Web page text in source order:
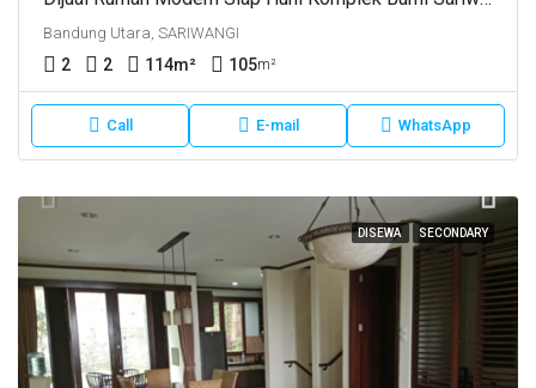
Bandung Utara, SARIWANGI
2 2 114m² 105m²
Call E-mail WhatsApp
DISEWA SECONDARY